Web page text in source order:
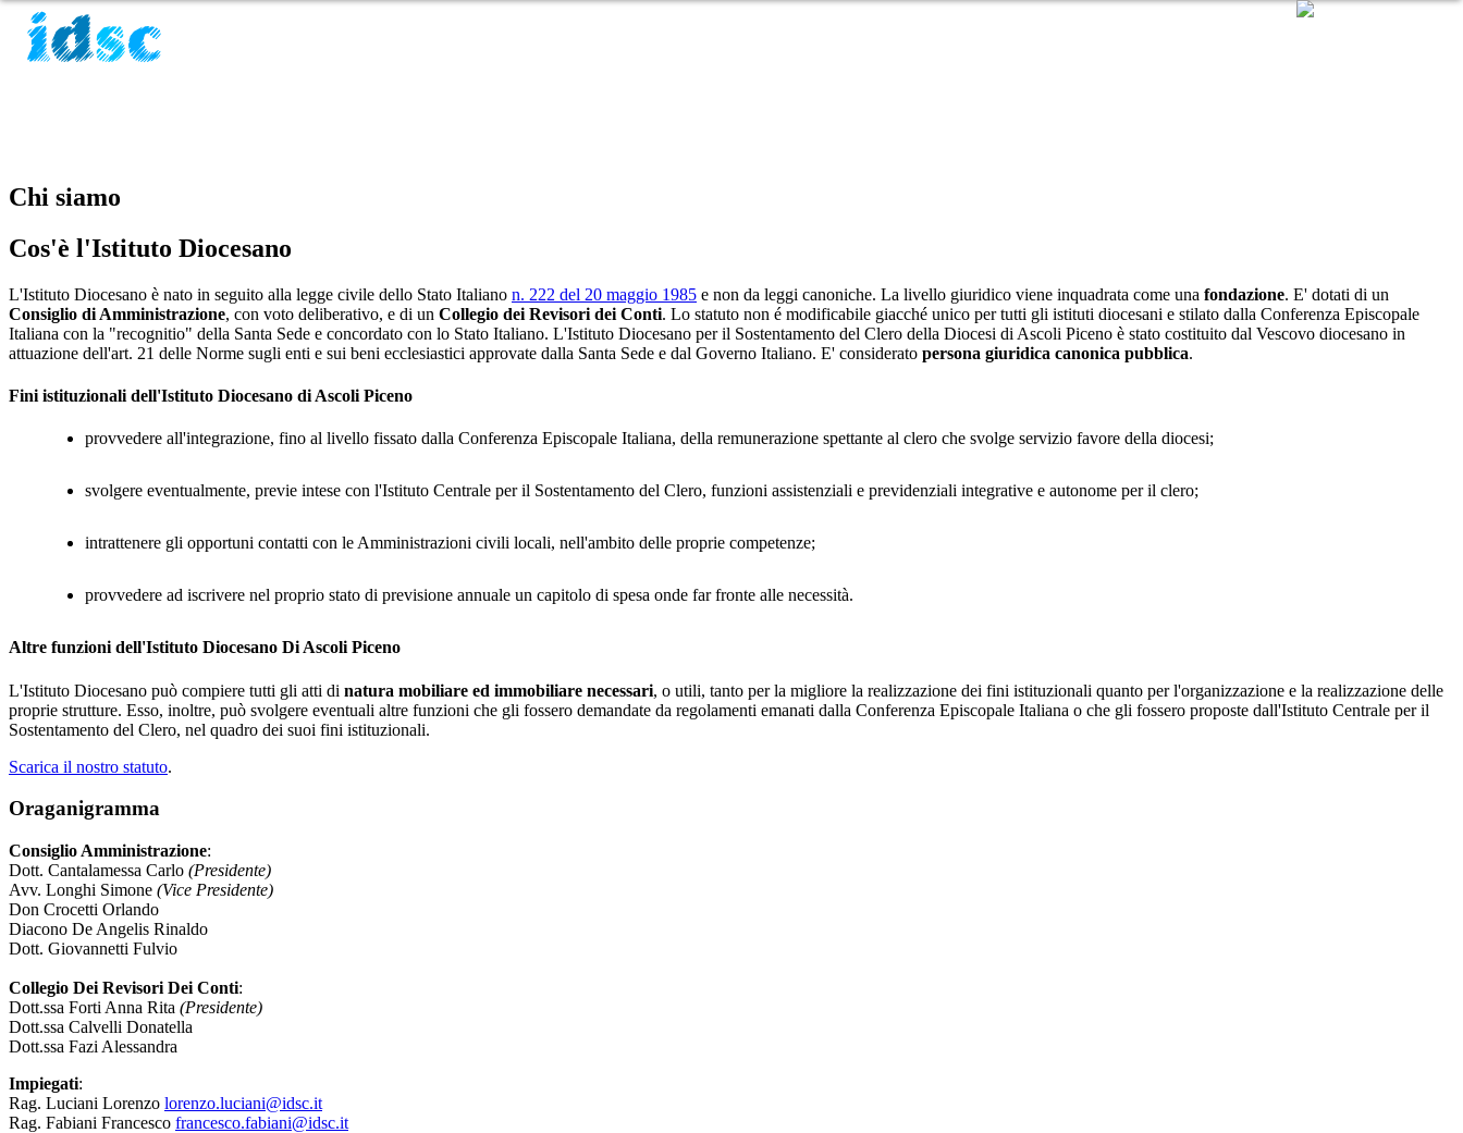
Chi siamo
Cos'è l'Istituto Diocesano
L'Istituto Diocesano è nato in seguito alla legge civile dello Stato Italiano n. 222 del 20 maggio 1985 e non da leggi canoniche. La livello giuridico viene inquadrata come una fondazione. E' dotati di un
Consiglio di Amministrazione, con voto deliberativo, e di un Collegio dei Revisori dei Conti. Lo statuto non é modificabile giacché unico per tutti gli istituti diocesani e stilato dalla Conferenza Episcopale
Italiana con la "recognitio" della Santa Sede e concordato con lo Stato Italiano. L'Istituto Diocesano per il Sostentamento del Clero della Diocesi di Ascoli Piceno è stato costituito dal Vescovo diocesano in
attuazione dell'art. 21 delle Norme sugli enti e sui beni ecclesiastici approvate dalla Santa Sede e dal Governo Italiano. E' considerato persona giuridica canonica pubblica.
Fini istituzionali dell'Istituto Diocesano di Ascoli Piceno
provvedere all'integrazione, fino al livello fissato dalla Conferenza Episcopale Italiana, della remunerazione spettante al clero che svolge servizio favore della diocesi;
svolgere eventualmente, previe intese con l'Istituto Centrale per il Sostentamento del Clero, funzioni assistenziali e previdenziali integrative e autonome per il clero;
intrattenere gli opportuni contatti con le Amministrazioni civili locali, nell'ambito delle proprie competenze;
provvedere ad iscrivere nel proprio stato di previsione annuale un capitolo di spesa onde far fronte alle necessità.
Altre funzioni dell'Istituto Diocesano Di Ascoli Piceno
L'Istituto Diocesano può compiere tutti gli atti di natura mobiliare ed immobiliare necessari, o utili, tanto per la migliore la realizzazione dei fini istituzionali quanto per l'organizzazione e la realizzazione delle
proprie strutture. Esso, inoltre, può svolgere eventuali altre funzioni che gli fossero demandate da regolamenti emanati dalla Conferenza Episcopale Italiana o che gli fossero proposte dall'Istituto Centrale per il
Sostentamento del Clero, nel quadro dei suoi fini istituzionali.
Scarica il nostro statuto.
Oraganigramma
Consiglio Amministrazione:
Dott. Cantalamessa Carlo (Presidente)
Avv. Longhi Simone (Vice Presidente)
Don Crocetti Orlando
Diacono De Angelis Rinaldo
Dott. Giovannetti Fulvio
Collegio Dei Revisori Dei Conti:
Dott.ssa Forti Anna Rita (Presidente)
Dott.ssa Calvelli Donatella
Dott.ssa Fazi Alessandra
Impiegati:
Rag. Luciani Lorenzo lorenzo.luciani@idsc.it
Rag. Fabiani Francesco francesco.fabiani@idsc.it